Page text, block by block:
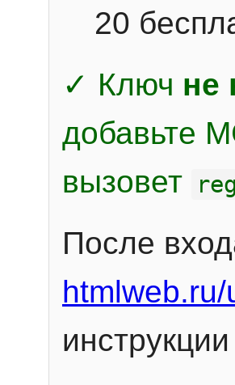
20
✓ Ключ не
добавьте
вызовет
После